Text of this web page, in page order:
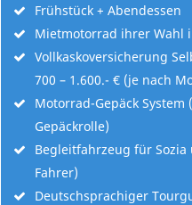
Frühstück + Abendessen
Mietmotorrad ihrer Wahl
Vollkaskoversicherung
700 – 1.600.- € (je nach
Motorrad-Gepäck System
Gepäckrolle)
Begleitfahrzeug für Sozia
Fahrer)
Deutschsprachiger